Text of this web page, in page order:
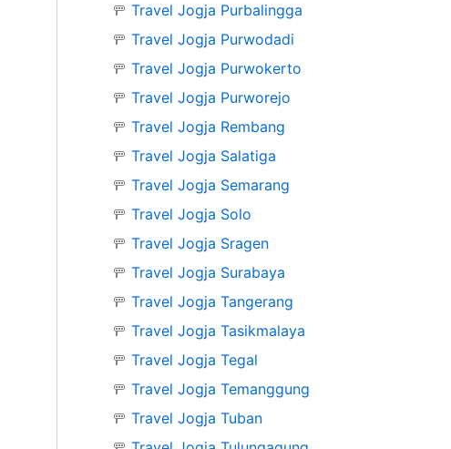
🚥 Travel Jogja Purbalingga
🚥 Travel Jogja Purwodadi
🚥 Travel Jogja Purwokerto
🚥 Travel Jogja Purworejo
🚥 Travel Jogja Rembang
🚥 Travel Jogja Salatiga
🚥 Travel Jogja Semarang
🚥 Travel Jogja Solo
🚥 Travel Jogja Sragen
🚥 Travel Jogja Surabaya
🚥 Travel Jogja Tangerang
🚥 Travel Jogja Tasikmalaya
🚥 Travel Jogja Tegal
🚥 Travel Jogja Temanggung
🚥 Travel Jogja Tuban